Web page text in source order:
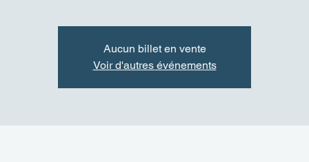
Aucun billet en vente
Voir d'autres événements